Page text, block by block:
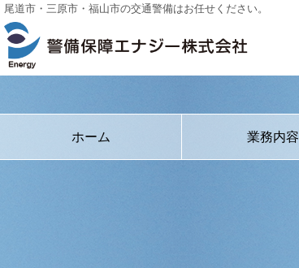
尾道市・三原市・福山市の交通警備はお任せください。
ホーム 業務内容